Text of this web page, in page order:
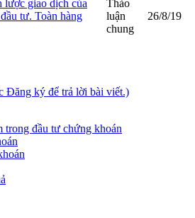
lược giao dịch của
tư. Toàn hàng
Thảo
luận
chung
26/8/19
Đăng ký để trả lời bài viết.)
trong đầu tư chứng khoán